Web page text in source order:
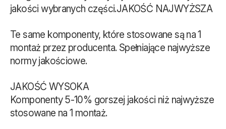
jakości wybranych części.JAKOŚĆ NAJWYŻSZA
Te same komponenty, które stosowane są na 1
montaż przez producenta. Spełniające najwyższe
normy jakościowe.
JAKOŚĆ WYSOKA
Komponenty 5-10% gorszej jakości niż najwyższe
stosowane na 1 montaż.